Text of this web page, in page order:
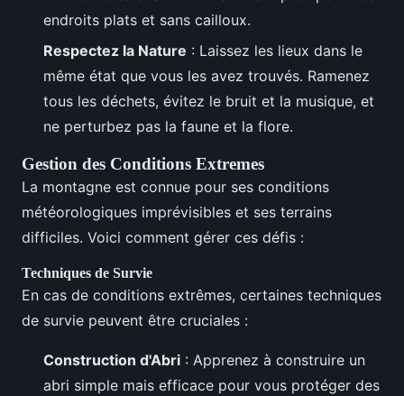
endroits plats et sans cailloux.
Respectez la Nature : Laissez les lieux dans le
même état que vous les avez trouvés. Ramenez
tous les déchets, évitez le bruit et la musique, et
ne perturbez pas la faune et la flore.
Gestion des Conditions Extremes
La montagne est connue pour ses conditions
météorologiques imprévisibles et ses terrains
difficiles. Voici comment gérer ces défis :
Techniques de Survie
En cas de conditions extrêmes, certaines techniques
de survie peuvent être cruciales :
Construction d'Abri : Apprenez à construire un
abri simple mais efficace pour vous protéger des